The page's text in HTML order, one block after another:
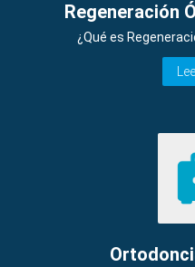
Regeneración
¿Qué es